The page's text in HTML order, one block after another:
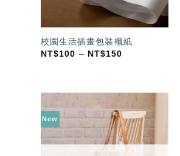
校園生活插畫包裝襯紙
NT$100 – NT$150
New
加入
「願
望輕